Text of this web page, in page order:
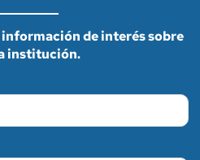
de interés sobre
institución.